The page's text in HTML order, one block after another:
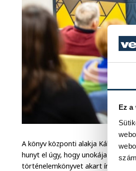
Ez
A könyv központi alakja Kálnoky
hunyt el úgy, hogy unokája sosem
történelemkönyvet akart írni,